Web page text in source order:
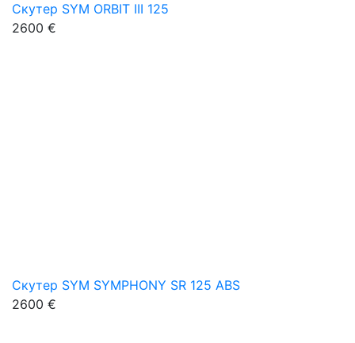
Скутер SYM ORBIT III 125
2600 €
Скутер SYM SYMPHONY SR 125 ABS
2600 €